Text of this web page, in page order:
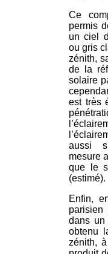
Ce
permis
un ciel
ou gris
zénith,
de la
solaire
est très
aussi
mesure
que le
(estimé).
Enfin,
dans un
obtenu
zénith,